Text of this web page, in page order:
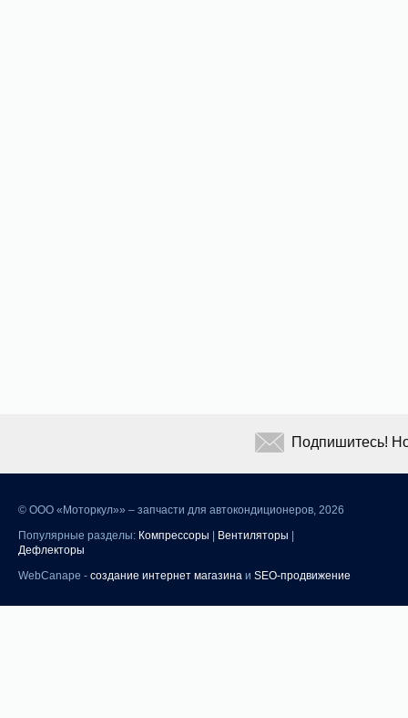
© ООО «Моторкул»» – запчасти для автокондиционеров, 2026
Популярные разделы: Компрессоры Вентиляторы
Дефлекторы
WebCanape - создание интернет магазина и SEO-продвижение
Подпишитесь!